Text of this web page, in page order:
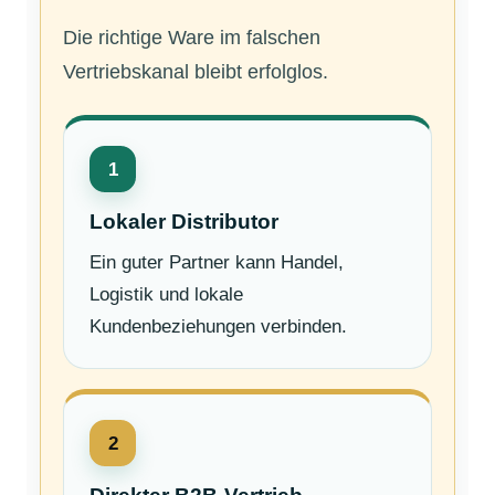
Die richtige Ware im falschen
Vertriebskanal bleibt erfolglos.
1
Lokaler Distributor
Ein guter Partner kann Handel,
Logistik und lokale
Kundenbeziehungen verbinden.
2